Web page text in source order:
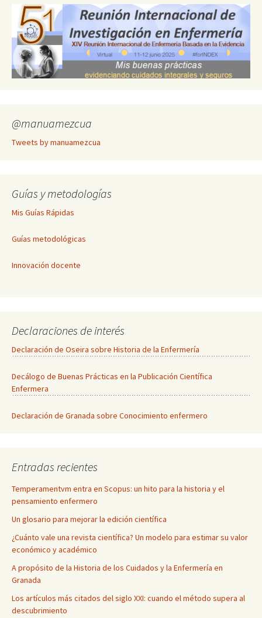
@manuamezcua
Tweets by manuamezcua
Guías y metodologías
Mis Guías Rápidas
Guías metodológicas
Innovación docente
Declaraciones de interés
Declaración de Oseira sobre Historia de la Enfermería
Decálogo de Buenas Prácticas en la Publicación Científica
Enfermera
Declaración de Granada sobre Conocimiento enfermero
Entradas recientes
Temperamentvm entra en Scopus: un hito para la historia y el
pensamiento enfermero
Un glosario para mejorar la edición científica
¿Cuánto vale una revista científica? Un modelo para estimar su valor
económico y académico
A propósito de la Historia de los Cuidados y la Enfermería en
Granada
Los artículos más citados del siglo XXI: cuando el método supera al
descubrimiento